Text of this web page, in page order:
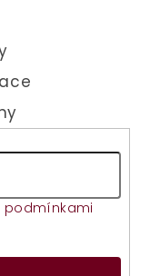
podmínkami